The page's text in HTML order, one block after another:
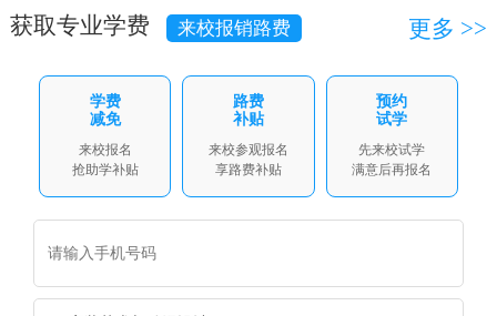
樊*军 昌吉 AI家装艺术与动漫设计 咨询学费
怕合*丁 AI新媒体与无人机应用 咨询学费
乌鲁木齐 智慧交通 咨询学费
赵*龙 阿克苏 AI家装艺术与动漫设计 咨询学费
王* 乌鲁木齐
阿布都* 昌吉 智能制造与工业机器人 咨询学费
获取专业学费 来校报销路费 更多 >>
学费
减免
来校报名
抢助学补贴
路费
补贴
来校参观报名
享路费补贴
预约
试学
先来校试学
满意后再报名